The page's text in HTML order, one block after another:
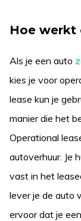
Hoe werkt
Als je een auto
kies je voor
lease kun je
manier die het
Operational
autoverhuur. Je
vast in het
lever je de auto
ervoor dat je